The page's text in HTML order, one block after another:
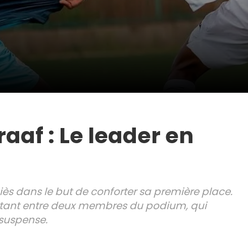
: Le leader en
dans le but de conforter sa première place.
entre deux membres du podium, qui